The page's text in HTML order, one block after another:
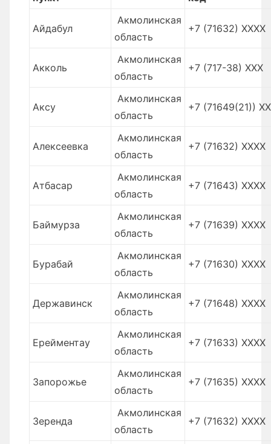
Айдабул
Акмолинская
область
+7 (71632) XXXX
Акколь
Акмолинская
область
+7 (717-38) XXX
Аксу
Акмолинская
область
+7 (71649(21)) XX
Алексеевка
Акмолинская
область
+7 (71632) XXXX
Атбасар
Акмолинская
область
+7 (71643) XXXX
Баймурза
Акмолинская
область
+7 (71639) XXXX
Бурабай
Акмолинская
область
+7 (71630) XXXX
Державинск
Акмолинская
область
+7 (71648) XXXX
Ерейментау
Акмолинская
область
+7 (71633) XXXX
Запорожье
Акмолинская
область
+7 (71635) XXXX
Зеренда
Акмолинская
область
+7 (71632) XXXX